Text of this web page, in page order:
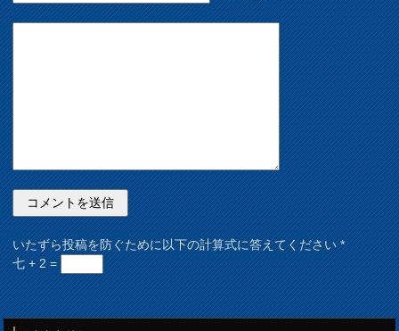
いたずら投稿を防ぐために以下の計算式に答えてください*
七 + 2 =